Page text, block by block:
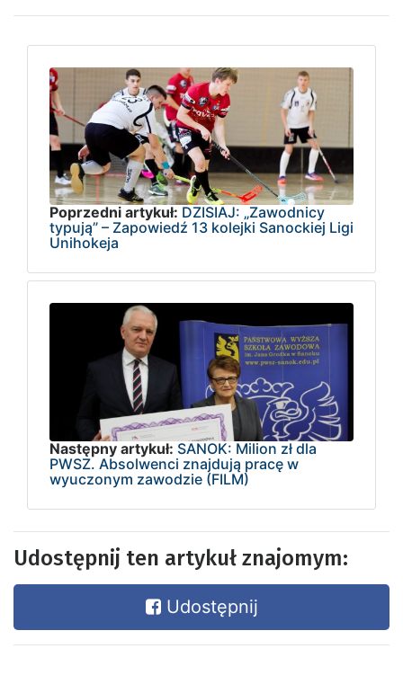
Poprzedni artykuł: DZISIAJ: „Zawodnicy
typują” – Zapowiedź 13 kolejki Sanockiej Ligi
Unihokeja
Następny artykuł: SANOK: Milion zł dla
PWSZ. Absolwenci znajdują pracę w
wyuczonym zawodzie (FILM)
Udostępnij ten artykuł znajomym:
Udostępnij